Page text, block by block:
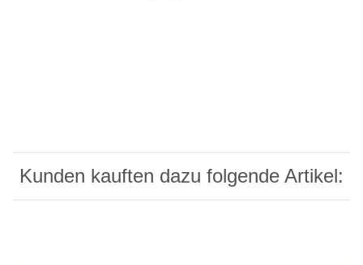
Kunden kauften dazu folgende Artikel: